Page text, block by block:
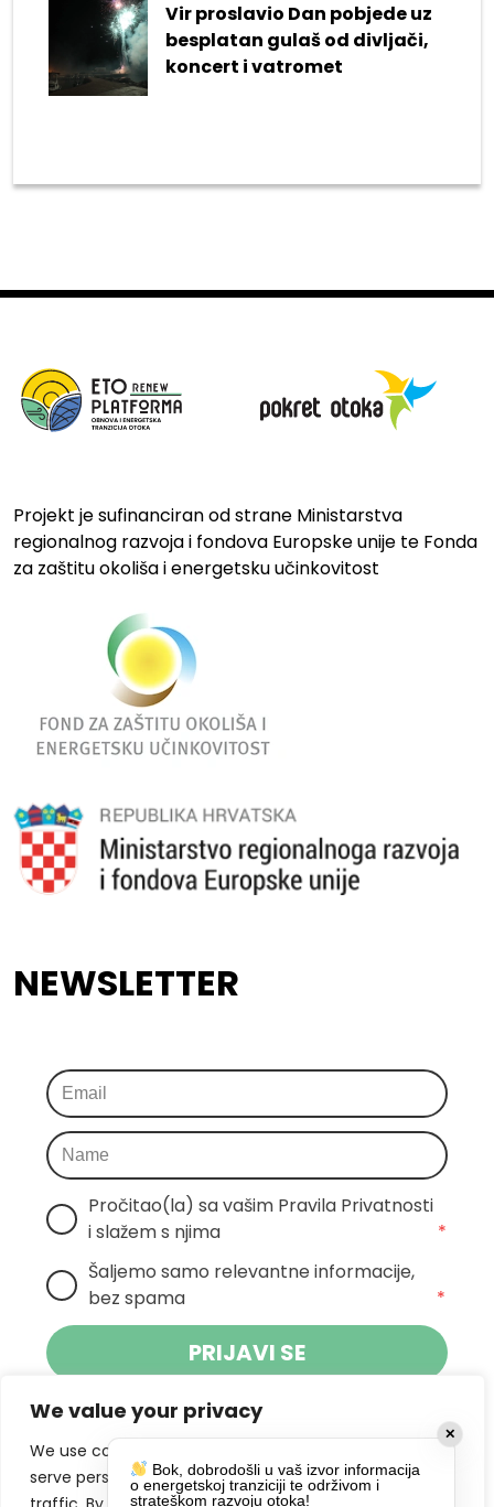
We value your privacy
We use cookies to enhance your browsing experience,
serve personalized ads or content, and analyze our
Vir proslavio Dan pobjede uz
besplatan gulaš od divljači,
koncert i vatromet
Projekt je sufinanciran od strane Ministarstva
regionalnog razvoja i fondova Europske unije te Fonda
za zaštitu okoliša i energetsku učinkovitost
NEWSLETTER
Pročitao(la) sa vašim Pravila Privatnosti
i slažem s njima
*
Šaljemo samo relevantne informacije,
bez spama
*
PRIJAVI SE
Klikom na gumb dajete suglasnost za
primanje novosti Pokreta Otoka te se
slažete spolitikom privatnosti.
✕
Bok, dobrodošli u vaš izvor informacija
o energetskoj tranziciji te održivom i
strateškom razvoju otoka!